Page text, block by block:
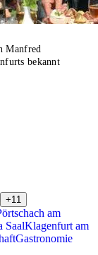
Manfred
bekannt
+11
am
SaalKlagenfurt am
Gastronomie